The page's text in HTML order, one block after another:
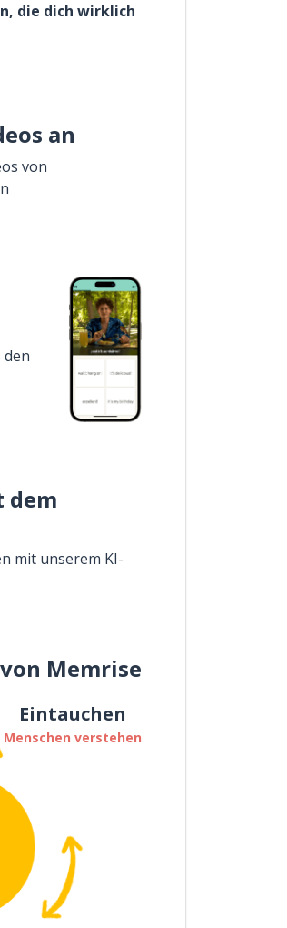
die dich wirklich
an
von
dem
mit unserem KI-
Memrise
Eintauchen
Menschen verstehen